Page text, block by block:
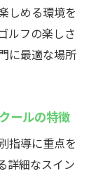
しめる環境を
ルフの楽しさ
に最適な場所
ールの特徴
指導に重点を
詳細なスイン